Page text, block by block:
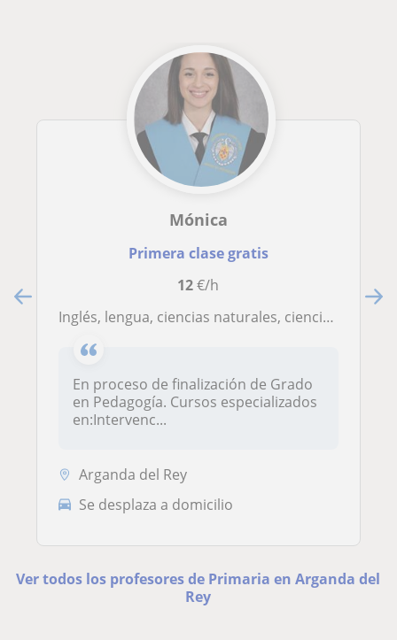
Mónica
Primera clase gratis
12€/h
Inglés, lengua, ciencias naturales, ciencias sociales. Ámbito sociolingüístico
En proceso de finalización de Grado
en Pedagogía. Cursos especializados
en:Intervenc...
Arganda del Rey
Se desplaza a domicilio
Ver todos los profesores de Primaria en Arganda del
Rey